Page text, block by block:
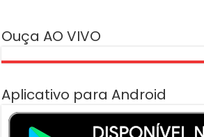
Ouça AO VIVO
Aplicativo para Android